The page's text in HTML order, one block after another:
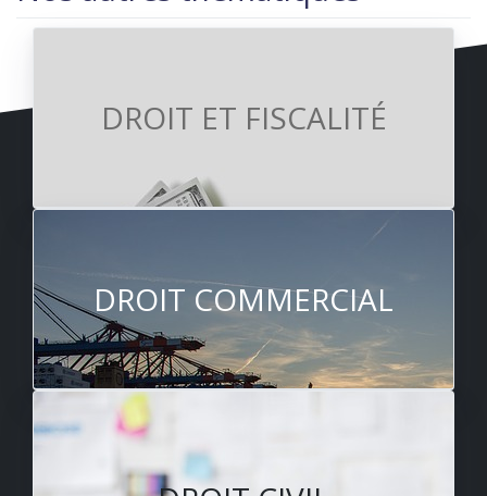
DROIT ET FISCALITÉ
DROIT COMMERCIAL